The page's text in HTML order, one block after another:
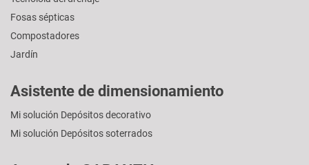
Fosas sépticas
Compostadores
Jardín
Asistente de dimensionamiento
Mi solución Depósitos decorativo
Mi solución Depósitos soterrados